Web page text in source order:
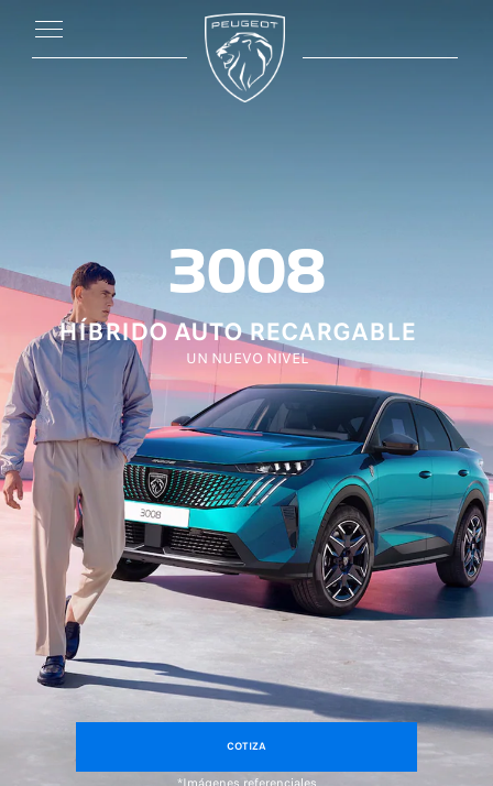
3008
HÍBRIDO AUTO RECARGABLE
UN NUEVO NIVEL
COTIZA